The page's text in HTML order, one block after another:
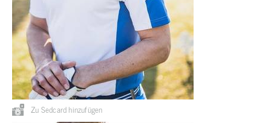
Zu Sedcard hinzufügen